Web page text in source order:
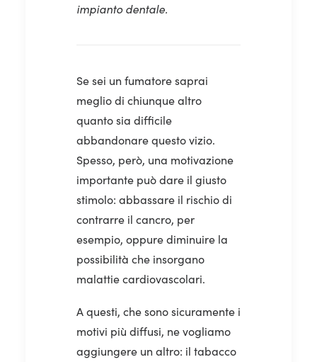
impianto dentale.
Se sei un fumatore saprai
meglio di chiunque altro
quanto sia difficile
abbandonare questo vizio.
Spesso, però, una motivazione
importante può dare il giusto
stimolo: abbassare il rischio di
contrarre il cancro, per
esempio, oppure diminuire la
possibilità che insorgano
malattie cardiovascolari.
A questi, che sono sicuramente i
motivi più diffusi, ne vogliamo
aggiungere un altro: il tabacco